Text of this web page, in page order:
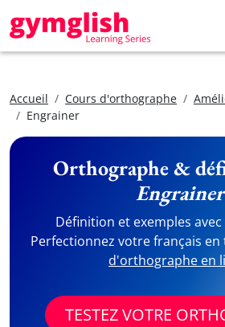
Accueil Cours d'orthographe
Engrainer
Orthographe &
Engrainer
Définition et exemples
Perfectionnez votre français
d'orthographe en
TESTEZ VOTRE